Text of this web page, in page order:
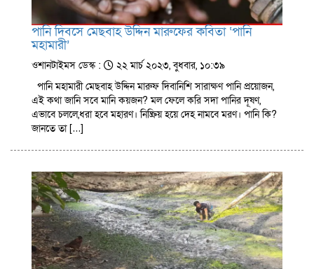
পানি দিবসে মেছবাহ উদ্দিন মারুফের কবিতা ‘পানি
মহামারী’
ওশানটাইমস ডেস্ক :
২২ মার্চ ২০২৩, বুধবার, ১০:৩৯
পানি মহামারী মেছবাহ উদ্দিন মারুফ দিবানিশি সারাক্ষণ পানি প্রয়োজন,
এই কথা জানি সবে মানি কয়জন? মল ফেলে করি সদা পানির দূষণ,
এভাবে চললে,ধরা হবে মহারণ। নিষ্ক্রিয় হয়ে দেহ নামবে মরণ। পানি কি?
জানতে তা […]